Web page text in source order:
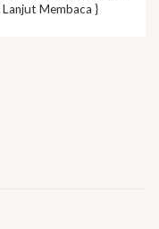
Membaca }